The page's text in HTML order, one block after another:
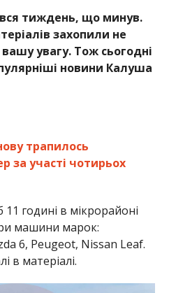
тиждень, що минув.
захопили не
увагу. Тож сьогодні
новини Калуша
трапилось
за участі чотирьох
годині в мікрорайоні
машини марок:
6, Peugeot, Nissan Leaf.
в матеріалі.